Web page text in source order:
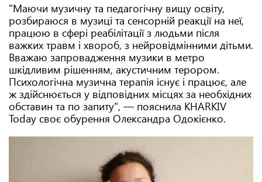
"Маючи музичну та педагогічну вищу освіту,
розбираюся в музиці та сенсорній реакції на неї,
працюю в сфері реабілітації з людьми після
важких травм і хвороб, з нейровідмінними дітьми.
Вважаю запровадження музики в метро
шкідливим рішенням, акустичним терором.
Психологічна музична терапія існує і працює, але
ж здійснюється у відповідних місцях за необхідних
обставин та по запиту", — пояснила KHARKIV
Today своє обурення Олександра Одокієнко.